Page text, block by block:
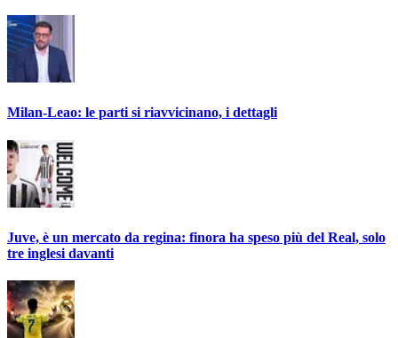
Milan-Leao: le parti si riavvicinano, i dettagli
Juve, è un mercato da regina: finora ha speso più del Real, solo
tre inglesi davanti